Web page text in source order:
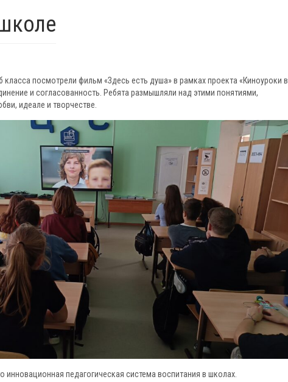
класса посмотрели фильм «Здесь есть душа» в рамках проекта «Киноуроки в
и согласованность. Ребята размышляли над этими понятиями,
идеале и творчестве.
инновационная педагогическая система воспитания в школах.